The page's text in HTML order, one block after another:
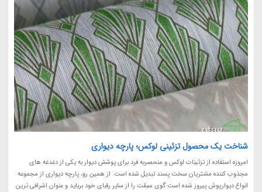
شناخت یک محصول تزئینی لوکس؛ پارچه دیواری
امروزه استفاده از تزئینات لوکس و منحصربه فرد برای پوشش دیوار به یکی از دغدغه های
مجذوب کننده مشتریان سخت پسند تبدیل شده است. از همین رو، پارچه دیواری از مجموعه
انواع دیوارپوش پیروز شده است گوی سبقت را از سایر رقبای خود برباید و عنوان اشرافی ترین